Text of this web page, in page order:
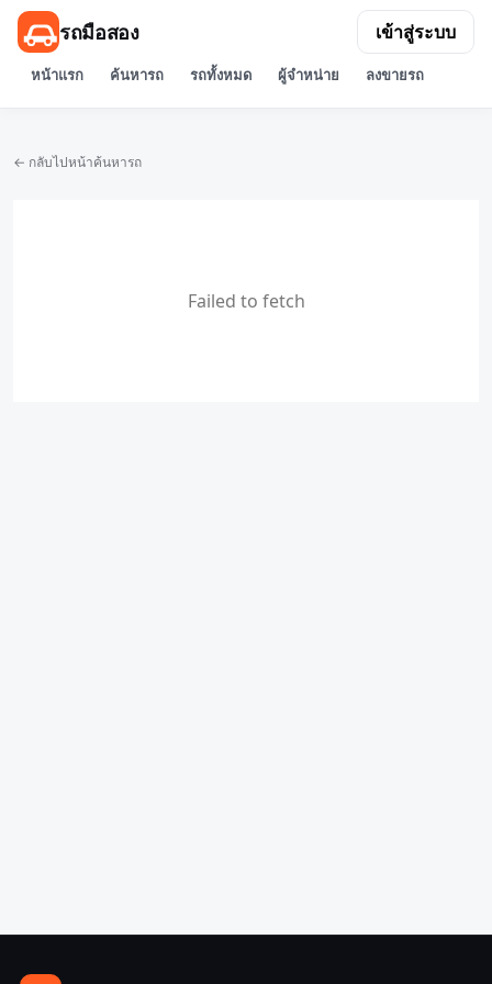
รถมือสอง
หน้าแรก ค้นหารถ รถทั้งหมด ผู้จำหน่าย ลงขายรถ
เข้าสู่ระบบ
← กลับไปหน้าค้นหารถ
Failed to fetch